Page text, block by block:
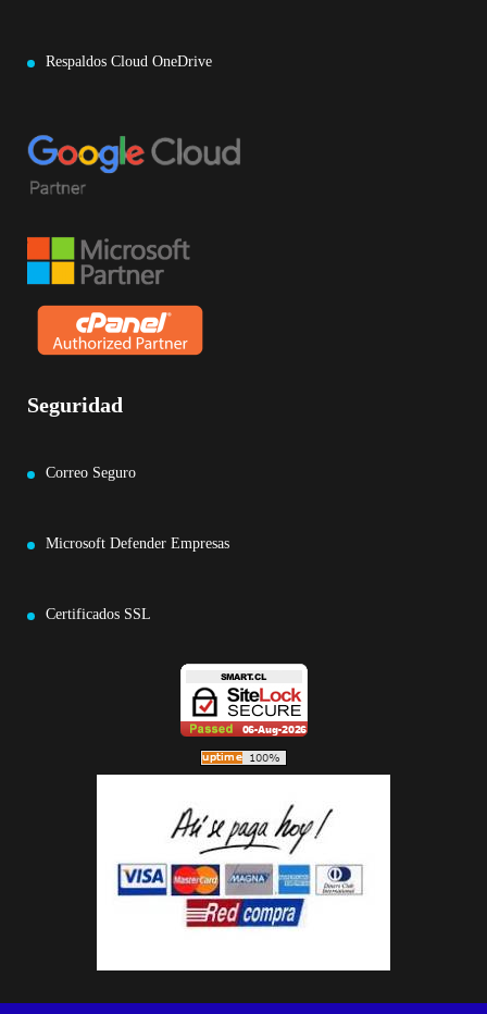
Respaldos Cloud OneDrive
Seguridad
Correo Seguro
Microsoft Defender Empresas
Certificados SSL